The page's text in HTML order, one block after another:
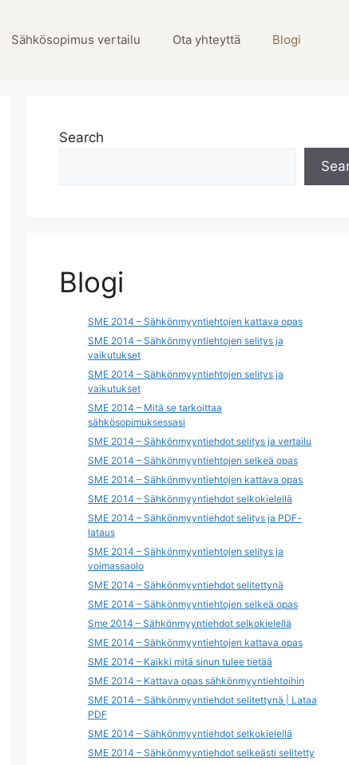
Sähkösopimus vertailu Ota yhteyttä Blogi
Search
Blogi
SME 2014 – Sähkönmyyntiehtojen kattava opas
SME 2014 – Sähkönmyyntiehtojen selitys ja
vaikutukset
SME 2014 – Sähkönmyyntiehtojen selitys ja
vaikutukset
SME 2014 – Mitä se tarkoittaa
sähkösopimuksessasi
SME 2014 – Sähkönmyyntiehdot selitys ja vertailu
SME 2014 – Sähkönmyyntiehtojen selkeä opas
SME 2014 – Sähkönmyyntiehtojen kattava opas
SME 2014 – Sähkönmyyntiehdot selkokielellä
SME 2014 – Sähkönmyyntiehdot selitys ja PDF-
lataus
SME 2014 – Sähkönmyyntiehtojen selitys ja
voimassaolo
SME 2014 – Sähkönmyyntiehdot selitettynä
SME 2014 – Sähkönmyyntiehtojen selkeä opas
Sme 2014 – Sähkönmyyntiehdot selkokielellä
SME 2014 – Sähkönmyyntiehtojen kattava opas
SME 2014 – Kaikki mitä sinun tulee tietää
SME 2014 – Kattava opas sähkönmyyntiehtoihin
SME 2014 – Sähkönmyyntiehdot selitettynä | Lataa
PDF
SME 2014 – Sähkönmyyntiehdot selkokielellä
SME 2014 – Sähkönmyyntiehdot selkeästi selitetty